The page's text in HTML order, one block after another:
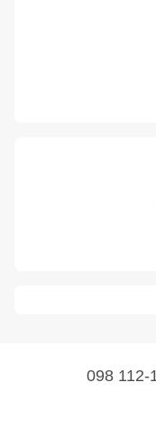
098 112-